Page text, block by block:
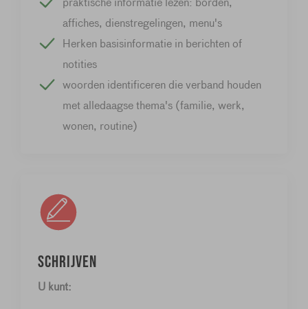
affiches, dienstregelingen, menu's
Herken basisinformatie in berichten of
notities
woorden identificeren die verband houden
met alledaagse thema's (familie, werk,
wonen, routine)
Schrijven
U kunt: